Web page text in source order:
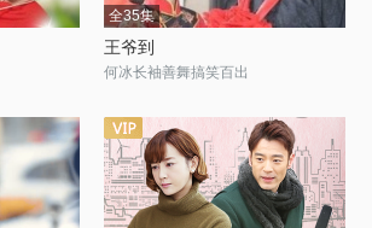
全35集
王爷到
何冰长袖善舞搞笑百出